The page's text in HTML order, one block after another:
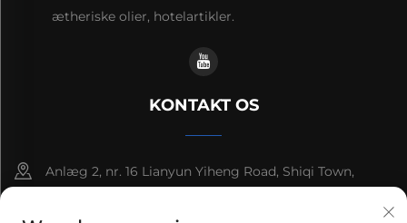
ætheriske olier, hotelartikler.
KONTAKT OS
Anlæg 2, nr. 16 Lianyun Yiheng Road, Shiqi Town,